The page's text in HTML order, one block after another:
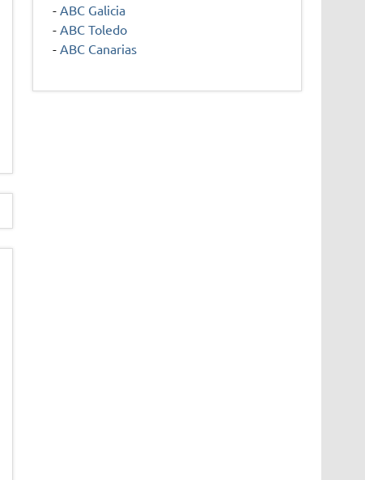
- ABC Galicia
- ABC Toledo
- ABC Canarias